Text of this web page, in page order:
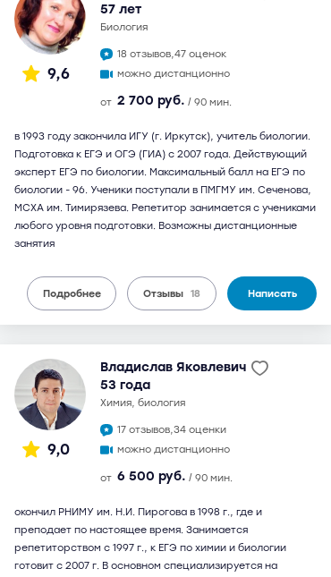
9,6
57 лет
биология
18 отзывов,47 оценок
можно дистанционно
от 2 700 руб. / 90 мин.
в 1993 году закончила ИГУ (г. Иркутск), учитель биологии.
Подготовка к ЕГЭ и ОГЭ (ГИА) с 2007 года. Действующий
эксперт ЕГЭ по биологии. Максимальный балл на ЕГЭ по
биологии - 96. Ученики поступали в ПМГМУ им. Сеченова,
МСХА им. Тимирязева. Репетитор занимается с учениками
любого уровня подготовки. Возможны дистанционные
занятия
Подробнее Отзывы 18 Написать
9,0
Владислав Яковлевич
53 года
химия, биология
17 отзывов,34 оценки
можно дистанционно
от 6 500 руб. / 90 мин.
окончил РНИМУ им. Н.И. Пирогова в 1998 г., где и
преподает по настоящее время. Занимается
репетиторством с 1997 г., к ЕГЭ по химии и биологии
готовит с 2007 г. В основном специализируется на